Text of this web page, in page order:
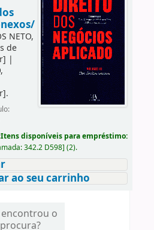
NETO,
de
|
.
Itens disponíveis para empréstimo:
342.2 D598] (2).
ao seu carrinho
o